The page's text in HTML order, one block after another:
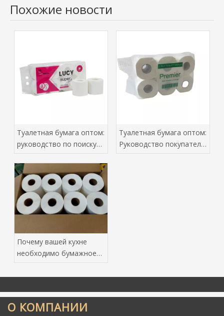
Похожие новости
Туалетная бумага оптом:
руководство по поиску
Туалетная бумага оптом:
Руководство покупателя
Почему вашей кухне
необходимо бумажное
тягой, изготовленное из
массы
О КОМПАНИИ